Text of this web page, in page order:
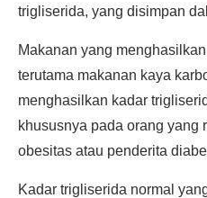
trigliserida, yang disimpan
Makanan yang
terutama makanan kaya
menghasilkan kadar
khususnya pada orang yang
obesitas atau penderita
Kadar trigliserida normal